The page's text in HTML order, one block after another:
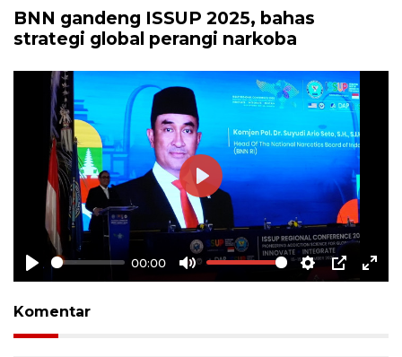
BNN gandeng ISSUP 2025, bahas
strategi global perangi narkoba
Play
00:00
Mute Settings
PIP
Play
Komentar